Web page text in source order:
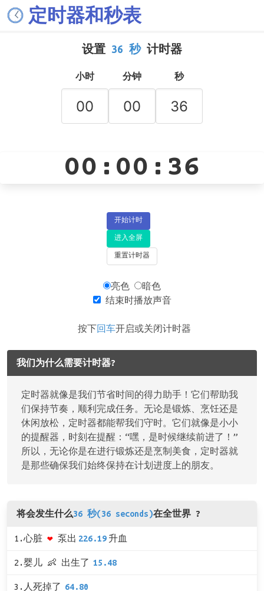
定时器和秒表
设置 36 秒 计时器
小时 分钟 秒
00:00:36
开始计时
进入全屏
重置计时器
亮色
暗色
结束时播放声音
按下 回车开启或关闭计时器
我们为什么需要计时器?
定时器就像是我们节省时间的得力助手！它们帮助我
们保持节奏，顺利完成任务。无论是锻炼、烹饪还是
休闲放松，定时器都能帮我们守时。它们就像是小小
的提醒器，时刻在提醒：“嘿，是时候继续前进了！”
所以，无论你是在进行锻炼还是烹制美食，定时器就
是那些确保我们始终保持在计划进度上的朋友。
将会发生什么36 秒(36 seconds)在全世界 ?
1.心脏 ❤ 泵出 226.19 升血
2.婴儿 👶 出生了 15.48
3.人死掉了 64.80